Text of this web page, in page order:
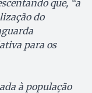
que, “a
do
para os
à população